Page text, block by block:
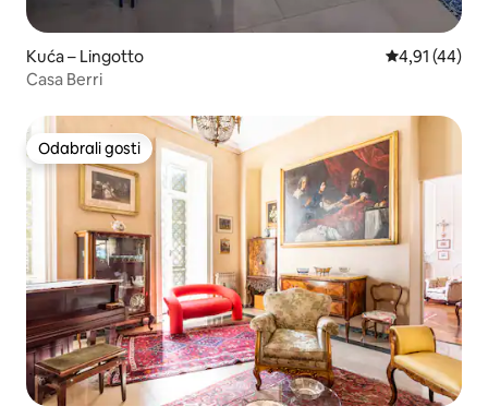
Kuća – Lingotto Prosječna
4,91 (44)
Casa Berri
Odabrali gosti
Odabrali gosti